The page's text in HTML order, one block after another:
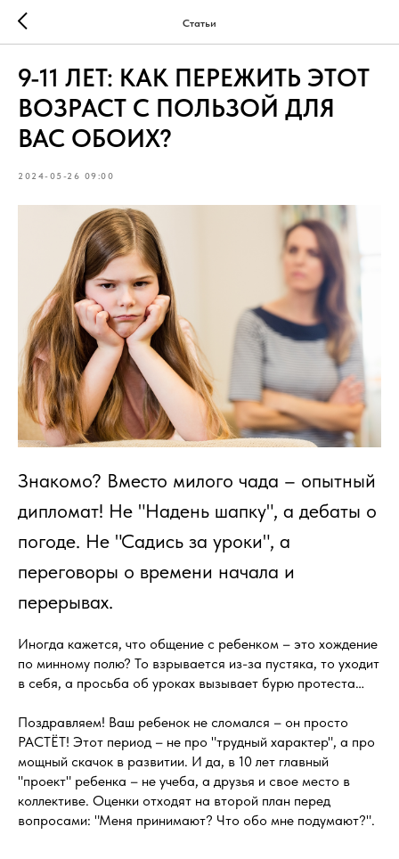
Статьи
9-11 ЛЕТ: КАК ПЕРЕЖИТЬ ЭТОТ
ВОЗРАСТ С ПОЛЬЗОЙ ДЛЯ
ВАС ОБОИХ?
2024-05-26 09:00
Знакомо? Вместо милого чада – опытный
дипломат! Не "Надень шапку", а дебаты о
погоде. Не "Садись за уроки", а
переговоры о времени начала и
перерывах.
Иногда кажется, что общение с ребенком – это хождение
по минному полю? То взрывается из-за пустяка, то уходит
в себя, а просьба об уроках вызывает бурю протеста…
Поздравляем! Ваш ребенок не сломался – он просто
РАСТЁТ! Этот период – не про "трудный характер", а про
мощный скачок в развитии. И да, в 10 лет главный
"проект" ребенка – не учеба, а друзья и свое место в
коллективе. Оценки отходят на второй план перед
вопросами: "Меня принимают? Что обо мне подумают?".